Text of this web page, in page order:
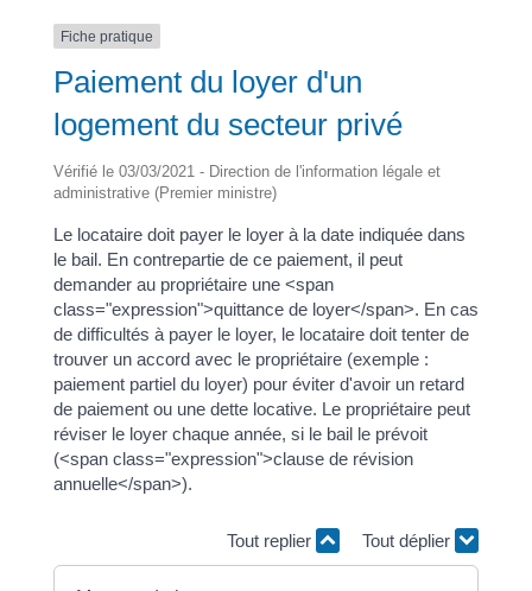
Fiche pratique
Paiement du loyer d'un
logement du secteur privé
Vérifié le 03/03/2021 - Direction de l'information légale et
administrative (Premier ministre)
Le locataire doit payer le loyer à la date indiquée dans
le bail. En contrepartie de ce paiement, il peut
demander au propriétaire une <span
class="expression">quittance de loyer</span>. En cas
de difficultés à payer le loyer, le locataire doit tenter de
trouver un accord avec le propriétaire (exemple :
paiement partiel du loyer) pour éviter d'avoir un retard
de paiement ou une dette locative. Le propriétaire peut
réviser le loyer chaque année, si le bail le prévoit
(<span class="expression">clause de révision
annuelle</span>).
Tout replier Tout déplier